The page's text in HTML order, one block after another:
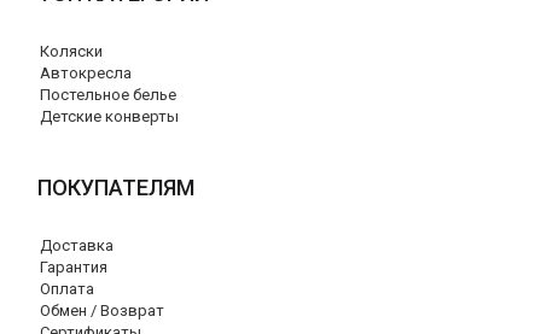
Коляски
Автокресла
Постельное белье
Детские конверты
ПОКУПАТЕЛЯМ
Доставка
Гарантия
Оплата
Обмен / Возврат